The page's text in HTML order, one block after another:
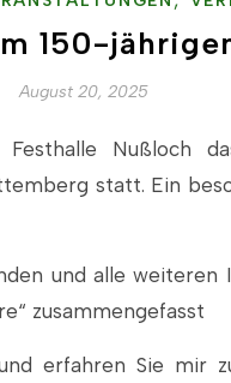
150-
August 20, 2025
Nußloch
statt. Ein
und alle
zusammengefasst
erfahren Sie mir